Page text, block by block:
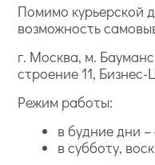
Помимо курьерской
возможность
г. Москва, м.
строение 11,
Режим работы:
в будние дни –
в субботу,